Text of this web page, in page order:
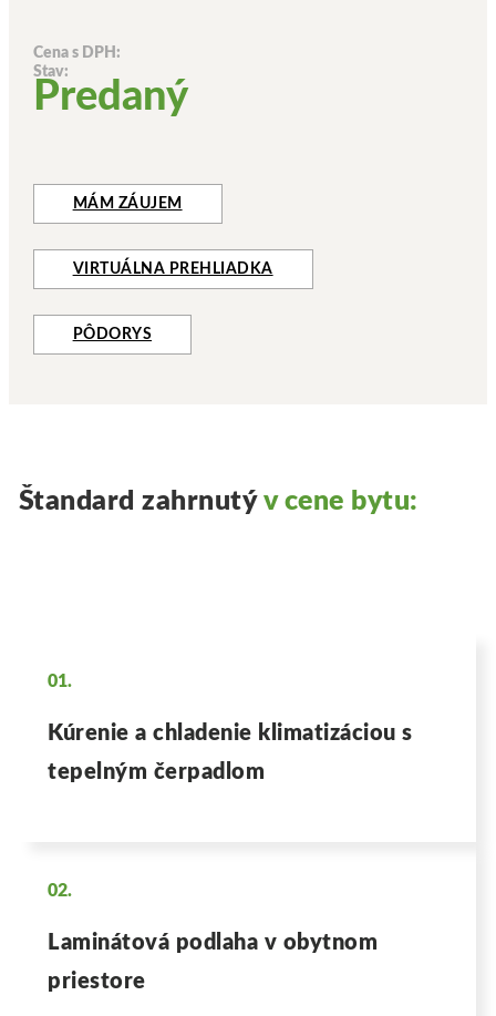
Cena s DPH:
Stav:
Predaný
MÁM ZÁUJEM
VIRTUÁLNA PREHLIADKA
PÔDORYS
Štandard zahrnutý v cene bytu:
01.
Kúrenie a chladenie klimatizáciou s
tepelným čerpadlom
02.
Laminátová podlaha v obytnom
priestore